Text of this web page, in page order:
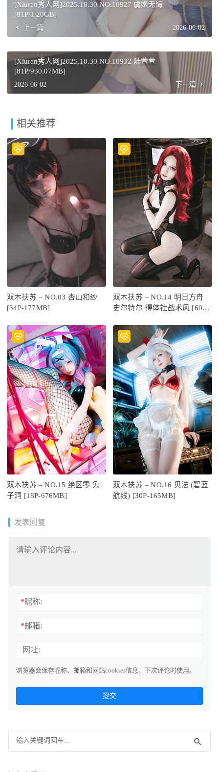
[Xiuren秀人网]2025.10.30 NO.10927 虞姬无悔
[81P/1.20GB]
上一篇 2026-06-02
[Xiuren秀人网]2025.10.30 NO.10932 陆萱萱
[81P/930.07MB]
2026-06-02 下一篇
相关推荐
双木扶苏 – NO.03 杏山和纱
[34P-177MB]
双木扶苏 – NO.14 明日方舟
史尔特尔·得体社战术风 [60P-
双木扶苏 – NO.15 绝区零 兔
子洞 [18P-676MB]
双木扶苏 – NO.16 贝法 (碧蓝
航线) [30P-165MB]
发表回复
*昵称:
*邮箱:
网址:
浏览器会保存昵称、邮箱和网站cookies信息，下次评论时使用。